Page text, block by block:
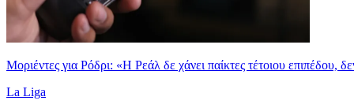
Μοριέντες για Ρόδρι: «Η Ρεάλ δε χάνει παίκτες τέτοιου επιπέδου,
La Liga